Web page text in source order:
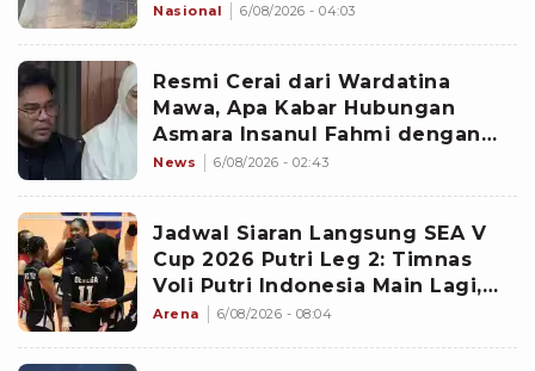
Nasional 6/08/2026 - 04:03
Resmi Cerai dari Wardatina
Mawa, Apa Kabar Hubungan
Asmara Insanul Fahmi dengan
Inara Rusli?
News 6/08/2026 - 02:43
Jadwal Siaran Langsung SEA V
Cup 2026 Putri Leg 2: Timnas
Voli Putri Indonesia Main Lagi,
Langsung Hadapi Vietnam
Arena 6/08/2026 - 08:04